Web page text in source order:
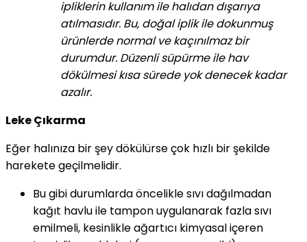
ipliklerin kullanım ile halıdan dışarıya
atılmasıdır. Bu, doğal iplik ile dokunmuş
ürünlerde normal ve kaçınılmaz bir
durumdur. Düzenli süpürme ile hav
dökülmesi kısa sürede yok denecek kadar
azalır.
Leke Çıkarma
Eğer halınıza bir şey dökülürse çok hızlı bir şekilde
harekete geçilmelidir.
Bu gibi durumlarda öncelikle sıvı dağılmadan
kağıt havlu ile tampon uygulanarak fazla sıvı
emilmeli, kesinlikle ağartıcı kimyasal içeren